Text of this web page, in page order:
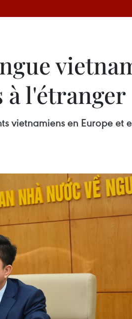
à l'étranger
vietnamiens en Europe et